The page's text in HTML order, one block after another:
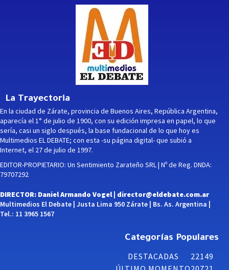
La Trayectoria
En la ciudad de Zárate, provincia de Buenos Aires, República Argentina,
aparecía el 1° de julio de 1900, con su edición impresa en papel, lo que
sería, casi un siglo después, la base fundacional de lo que hoy es
Multimedios EL DEBATE; con esta -su página digital- que subió a
Internet, el 27 de julio de 1997.
EDITOR-PROPIETARIO: Un Sentimiento Zarateño SRL | Nº de Reg. DNDA:
79707292
DIRECTOR: Daniel Armando Vogel | director@eldebate.com.ar
Multimedios El Debate | Justa Lima 950 Zárate | Bs. As. Argentina |
Tel.: 11 3965 1567
Categorías Populares
DESTACADAS
22149